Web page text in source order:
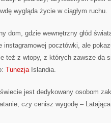
wygląda życie w ciągłym ruchu.
dom, gdzie wewnętrzny głód
instagramowej pocztówki, ale
też z wtopy, z których zawsze da
TunezjaIslandia.
jest dedykowany osobom
czy cenisz wygodę –